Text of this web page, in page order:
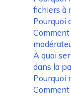
fichiers à
Pourquoi
À quoi
dans la
Pourquoi